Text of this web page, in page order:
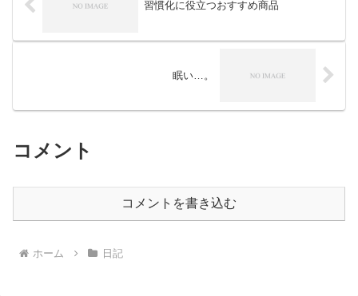
習慣化に役立つおすすめ商品
眠い…。
コメント
コメントを書き込む
ホーム 日記